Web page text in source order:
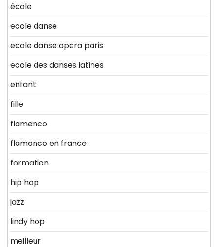
école
ecole danse
ecole danse opera paris
ecole des danses latines
enfant
fille
flamenco
flamenco en france
formation
hip hop
jazz
lindy hop
meilleur